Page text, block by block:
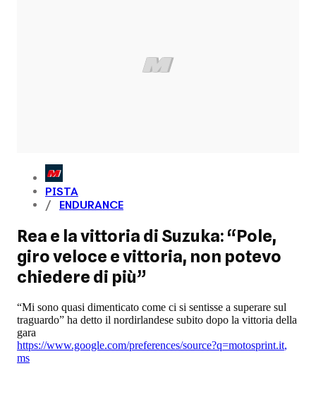
PISTA
ENDURANCE
Rea e la vittoria di Suzuka: “Pole,
giro veloce e vittoria, non potevo
chiedere di più”
“Mi sono quasi dimenticato come ci si sentisse a superare sul
traguardo” ha detto il nordirlandese subito dopo la vittoria della
gara
https://www.google.com/preferences/source?q=motosprint.it,
ms